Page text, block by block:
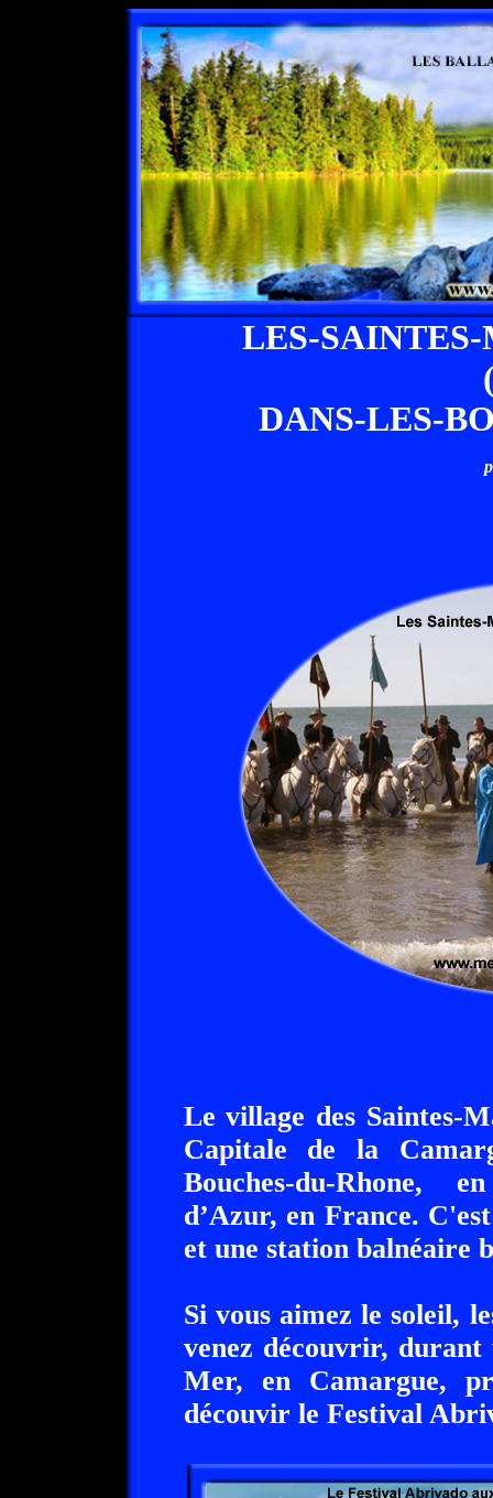
LES-
DANS-LES-
Le village des Saintes-
Capitale de la
Bouches-du-Rhone,
d’Azur, en France.
et une station balnéaire
Si vous aimez le soleil,
venez découvrir, durant
Mer, en Camargue,
découvir le Festival